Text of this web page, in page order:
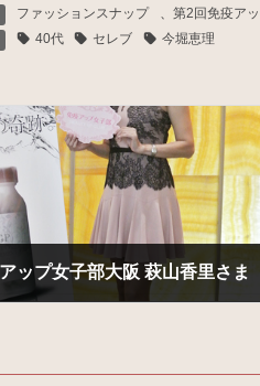
ファッションスナップ 、 第2回免疫ア
40代 セレブ 今堀恵理
ップ女子部大阪 萩山香里さま